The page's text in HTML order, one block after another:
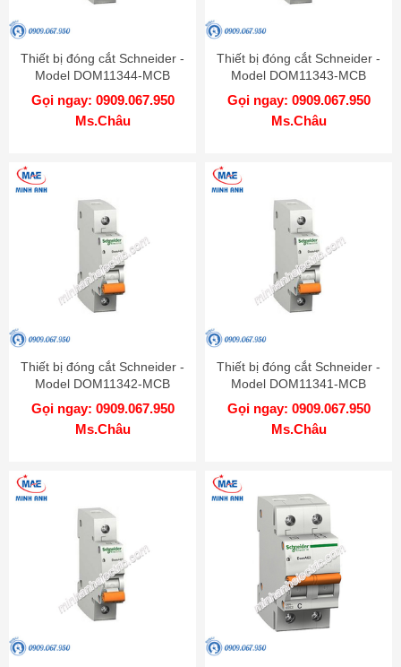
Thiết bị đóng cắt Schneider -
Model DOM11344-MCB
Gọi ngay: 0909.067.950
Ms.Châu
Thiết bị đóng cắt Schneider -
Model DOM11343-MCB
Gọi ngay: 0909.067.950
Ms.Châu
Thiết bị đóng cắt Schneider -
Model DOM11342-MCB
Gọi ngay: 0909.067.950
Ms.Châu
Thiết bị đóng cắt Schneider -
Model DOM11341-MCB
Gọi ngay: 0909.067.950
Ms.Châu